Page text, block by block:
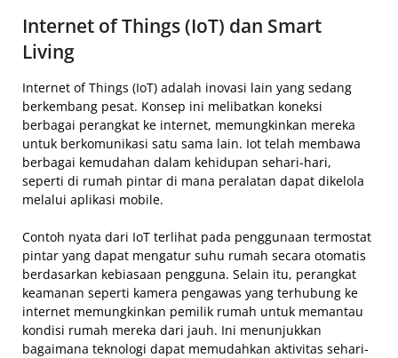
Internet of Things (IoT) dan Smart
Living
Internet of Things (IoT) adalah inovasi lain yang sedang
berkembang pesat. Konsep ini melibatkan koneksi
berbagai perangkat ke internet, memungkinkan mereka
untuk berkomunikasi satu sama lain. Iot telah membawa
berbagai kemudahan dalam kehidupan sehari-hari,
seperti di rumah pintar di mana peralatan dapat dikelola
melalui aplikasi mobile.
Contoh nyata dari IoT terlihat pada penggunaan termostat
pintar yang dapat mengatur suhu rumah secara otomatis
berdasarkan kebiasaan pengguna. Selain itu, perangkat
keamanan seperti kamera pengawas yang terhubung ke
internet memungkinkan pemilik rumah untuk memantau
kondisi rumah mereka dari jauh. Ini menunjukkan
bagaimana teknologi dapat memudahkan aktivitas sehari-